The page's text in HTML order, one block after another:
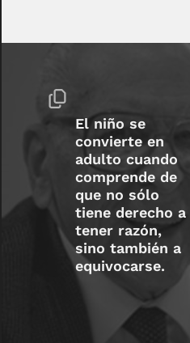
El niño se
convierte en
adulto cuando
comprende de
que no sólo
tiene derecho a
tener razón,
sino también a
equivocarse.